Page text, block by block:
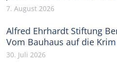
7. August 2026
Alfred Ehrhardt Stiftung
Vom Bauhaus auf die Krim
30. Juli 2026